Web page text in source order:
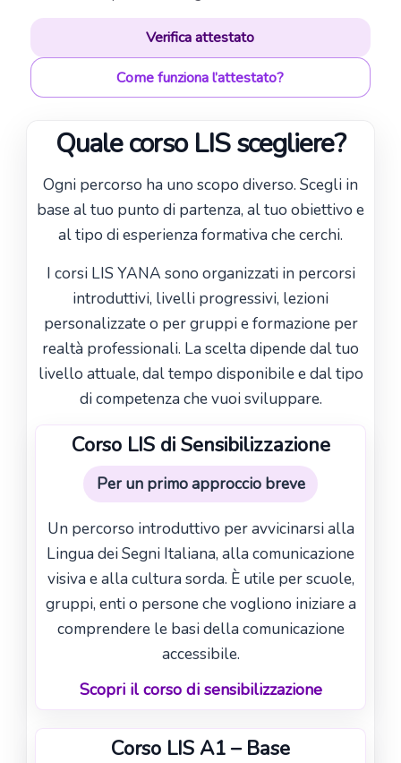
Verifica attestato
Come funziona l’attestato?
Quale corso LIS scegliere?
Ogni percorso ha uno scopo diverso. Scegli in
base al tuo punto di partenza, al tuo obiettivo e
al tipo di esperienza formativa che cerchi.
I corsi LIS YANA sono organizzati in percorsi
introduttivi, livelli progressivi, lezioni
personalizzate o per gruppi e formazione per
realtà professionali. La scelta dipende dal tuo
livello attuale, dal tempo disponibile e dal tipo
di competenza che vuoi sviluppare.
Corso LIS di Sensibilizzazione
Per un primo approccio breve
Un percorso introduttivo per avvicinarsi alla
Lingua dei Segni Italiana, alla comunicazione
visiva e alla cultura sorda. È utile per scuole,
gruppi, enti o persone che vogliono iniziare a
comprendere le basi della comunicazione
accessibile.
Scopri il corso di sensibilizzazione
Corso LIS A1 – Base